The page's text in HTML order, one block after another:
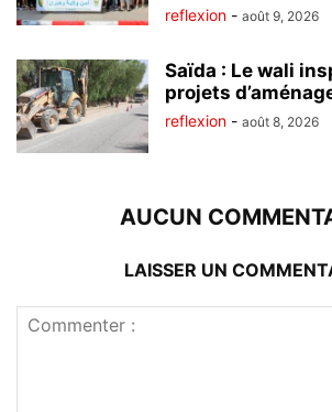
reflexion - août 9, 2026
Saïda : Le wali
projets
reflexion - août 8, 2026
AUCUN
LAISSER UN